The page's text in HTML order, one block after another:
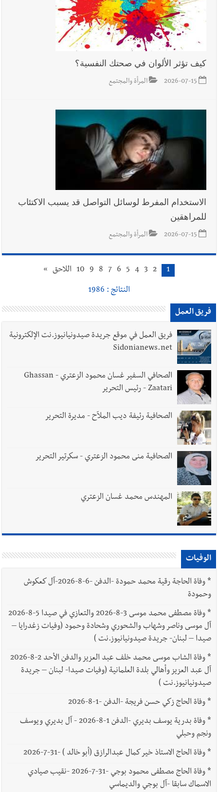
كيف تؤثر الألوان في صحتك النفسية؟
2026-07-15 المرأة والمجتمع
الاستخدام المفرط لوسائل التواصل قد يسبب الاكتئاب
للمراهقين
2026-07-15 المرأة والمجتمع
1
2
3
4
5
6
7
8
9
10 اللاحق »
النتائج : 1986
فريق العمل
فريق العمل في موقع جريدة صيدونيانيوز.نت الإلكترونية
Sidonianews.net
الصحافي السفير غسان محمود الزعتري - Ghassan
Zaatari - رئيس التحرير
الصحافية رئيفة ديب الملاّح - مديرة التحرير
الصحافية منى محمود الزعتري - سكرتير التحرير
المهندس محمد غسان الزعتري
الوفيات
*
وفاة الحاجة رقية محمد حمودة -الدفن -6-8-2026-آل كعكوش
وحمودة
*
وفاة مصطفى محمد موسى 3-8-2026 والتعازي في صيدا 5-8-2026
آل موسى وناصر وشهاب والشحوري وشحادة وحمود (وفيات زغدرايا –
صيدا – لبنان- جريدة صيدونيانيوز.نت )
*
وفاة الشاب موسى محمد خلف عبد العزيز والدفن الأحد 2-8-2026
آل عبد العزيز وأهالي بلدة العلمانية (وفيات صيدا- لبنان – جريدة
صيدونيانيوز.نت )
*وفاة الحاج زكي حسن فريجة -الدفن -1-8-2026
*
وفاة بدرية يوسف بديري -الدفن 1-8-2026 - آل بديري ويوسف
ونجم وحبلي
*وفاة الحاج الاستاذ خير كمال عبدالرازق (أبو خالد ) -31-7-2026
*
وفاة الحاج مصطفى محمود بوجي -31-7-2026 -نقيب صيادي
الاسماك سابقا -آل بوجي والديماسي